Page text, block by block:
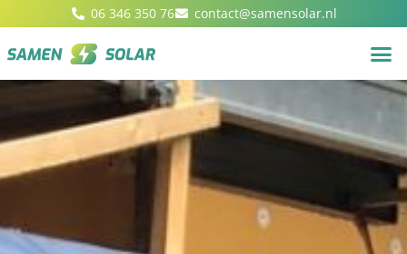
06 346 350 76 contact@samensolar.nl